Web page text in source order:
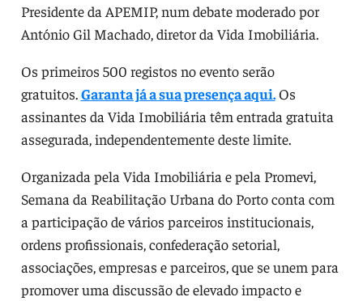
Presidente da APEMIP, num debate moderado por
António Gil Machado, diretor da Vida Imobiliária.
Os primeiros 500 registos no evento serão
gratuitos.Garanta já a sua presença aqui.Os
assinantes da Vida Imobiliária têm entrada gratuita
assegurada, independentemente deste limite.
Organizada pela Vida Imobiliária e pela Promevi,
Semana da Reabilitação Urbana do Porto conta com
a participação de vários parceiros institucionais,
ordens profissionais, confederação setorial,
associações, empresas e parceiros, que se unem para
promover uma discussão de elevado impacto e